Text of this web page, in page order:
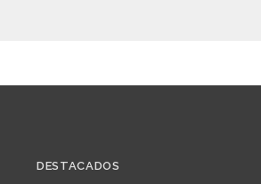
DESTACADOS